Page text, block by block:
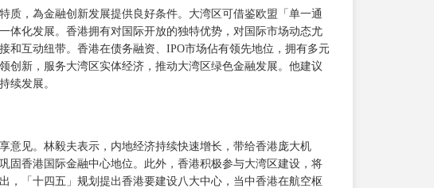
质，為金融创新发展提供良好条件。大湾区可借鉴欧盟「单一通
体化发展。香港拥有对国际开放的独特优势，对国际市场动态尤
和互动纽带。香港在债务融资、IPO市场佔有领先地位，拥有多元
创新，服务大湾区实体经济，推动大湾区绿色金融发展。他建议
续发展。
意见。林毅夫表示，内地经济持续快速增长，带给香港庞大机
固香港国际金融中心地位。此外，香港积极参与大湾区建设，将
，「十四五」规划提出香港要建设八大中心，当中香港在航空枢